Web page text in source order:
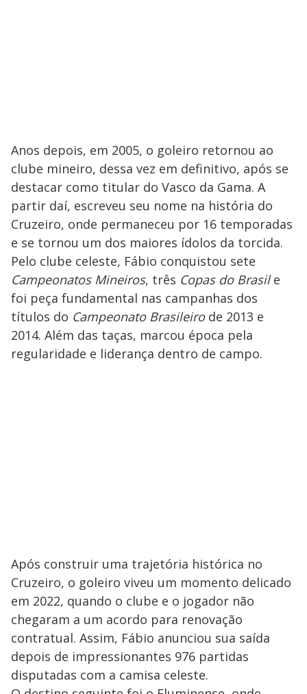
Anos depois, em 2005, o goleiro retornou ao
clube mineiro, dessa vez em definitivo, após se
destacar como titular do Vasco da Gama. A
partir daí, escreveu seu nome na história do
Cruzeiro, onde permaneceu por 16 temporadas
e se tornou um dos maiores ídolos da torcida.
Pelo clube celeste, Fábio conquistou sete
Campeonatos Mineiros, três Copas do Brasile
foi peça fundamental nas campanhas dos
títulos do Campeonato Brasileirode 2013 e
2014. Além das taças, marcou época pela
regularidade e liderança dentro de campo.
Após construir uma trajetória histórica no
Cruzeiro, o goleiro viveu um momento delicado
em 2022, quando o clube e o jogador não
chegaram a um acordo para renovação
contratual. Assim, Fábio anunciou sua saída
depois de impressionantes 976 partidas
disputadas com a camisa celeste.